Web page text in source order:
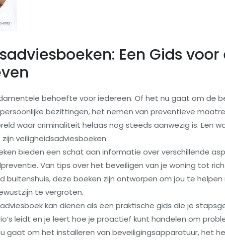
Een Gids voor
behoefte voor iedereen. Of het nu gaat om de
bezittingen, het nemen van preventieve
waar criminaliteit helaas nog steeds aanwezig is. Een
veiligheidsadviesboeken.
bieden een schat aan informatie over verschillende
Van tips over het beveiligen van je woning tot
buitenshuis, deze boeken zijn ontworpen om jou te helpen
te vergroten.
kan dienen als een praktische gids die je
leidt en je leert hoe je proactief kunt handelen om
gaat om het installeren van beveiligingsapparatuur, het